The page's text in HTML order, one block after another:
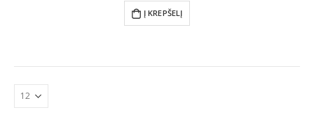
Į KREPŠELĮ